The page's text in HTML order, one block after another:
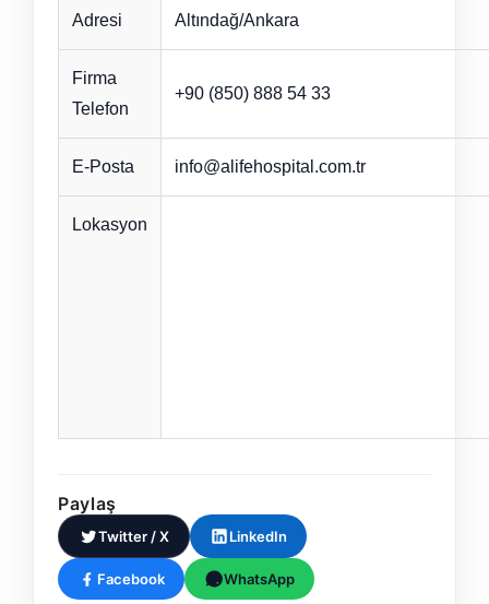
Adresi
Altındağ/Ankara
Firma
Telefon
+90 (850) 888 54 33
E-Posta info@alifehospital.com.tr
Lokasyon
Paylaş
Twitter / X LinkedIn
Facebook WhatsApp